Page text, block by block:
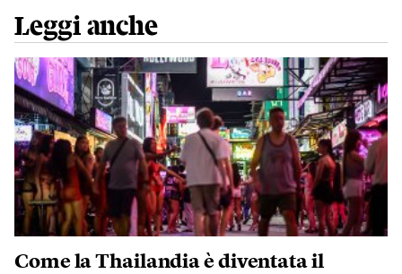
Leggi anche
Come la Thailandia è diventata il